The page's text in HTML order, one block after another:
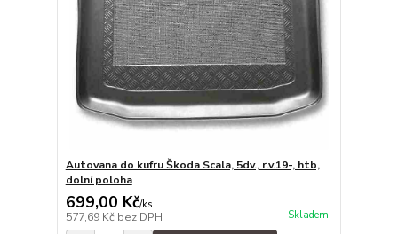
Autovana do kufru Škoda Scala, 5dv., r.v.19-, htb,
dolní poloha
699,00 Kč/ks
577,69 Kč bez DPH Skladem